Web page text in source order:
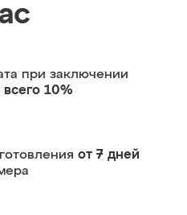
при заключении
всего 10%
от 7 дней